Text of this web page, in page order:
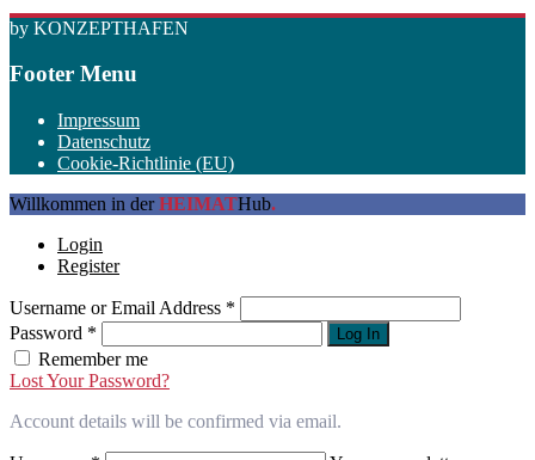
by KONZEPTHAFEN
Footer Menu
Impressum
Datenschutz
Cookie-Richtlinie (EU)
Willkommen in derHEIMATHub.
Login
Register
Username or Email Address *
Password * Log In
Remember me
Lost Your Password?
Account details will be confirmed via email.